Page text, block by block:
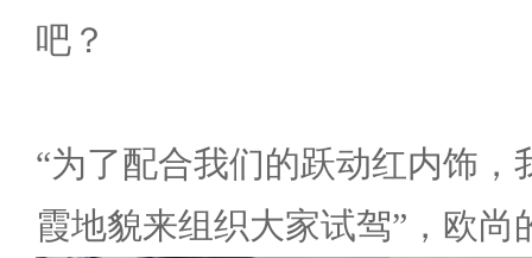
吧？
“为了配合我们的跃动红内饰，
霞地貌来组织大家试驾”，欧尚